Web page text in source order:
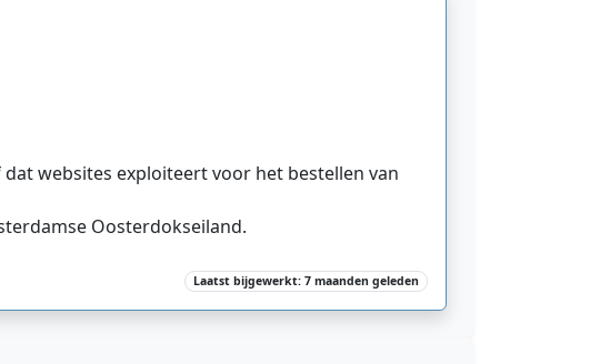
websites exploiteert voor het bestellen van
Oosterdokseiland.
Laatst bijgewerkt: 7 maanden geleden